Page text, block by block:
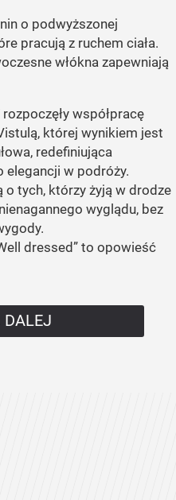
o podwyższonej
pracują z ruchem ciała.
włókna zapewniają
współpracę
której wynikiem jest
redefiniująca
elegancji w podróży.
o tych, którzy żyją w drodze
wyglądu, bez
dressed” to opowieść
DALEJ